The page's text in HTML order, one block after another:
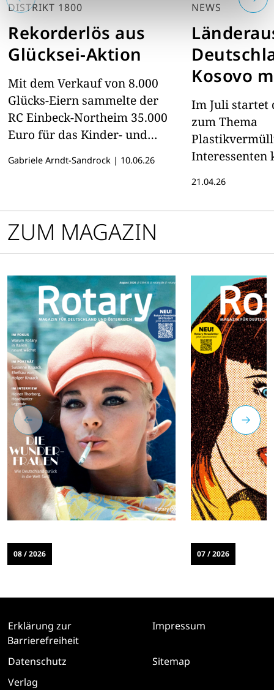
DISTRIKT 1800
Rekorderlös aus
Glücksei-Aktion
Mit dem Verkauf von 8.000
Glücks-Eiern sammelte der
RC Einbeck-Northeim 35.000
Euro für das Kinder- und
und setzt damit ein starkes
Gabriele Arndt-Sandrock | 10.06.26
NEWS
Kosovo
Im Juli startet
zum Thema
Interessenten
21.04.26
ZUM MAGAZIN
08 / 2026 07 / 2026
Erklärung zur
Barrierefreiheit
Impressum
Datenschutz
Sitemap
Verlag